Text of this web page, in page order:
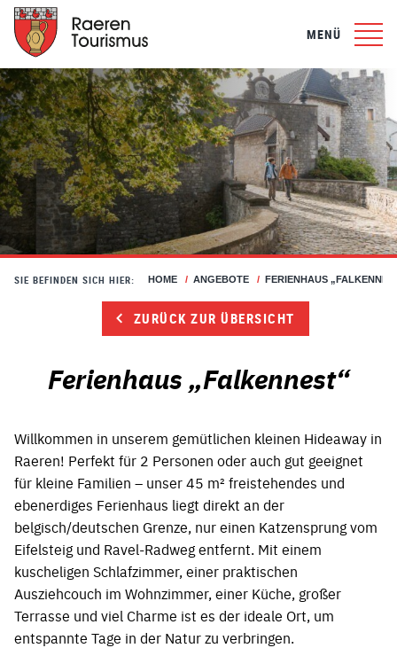
MENÜ
SIE BEFINDEN SICH HIER: HOME / ANGEBOTE / FERIENHAUS
ZURÜCK ZUR ÜBERSICHT
Ferienhaus „Falkennest“
Willkommen in unserem gemütlichen kleinen Hideaway in
Raeren! Perfekt für 2 Personen oder auch gut geeignet
für kleine Familien – unser 45 m² freistehendes und
ebenerdiges Ferienhaus liegt direkt an der
belgisch/deutschen Grenze, nur einen Katzensprung vom
Eifelsteig und Ravel-Radweg entfernt. Mit einem
kuscheligen Schlafzimmer, einer praktischen
Ausziehcouch im Wohnzimmer, einer Küche, großer
Terrasse und viel Charme ist es der ideale Ort, um
entspannte Tage in der Natur zu verbringen.